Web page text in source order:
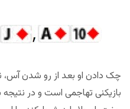
چک دادن او بعد از رو شدن آس،
بازیکنی تهاجمی است و در